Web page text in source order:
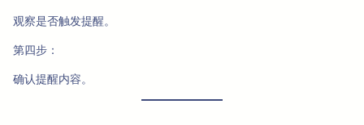
观察是否触发提醒。
第四步：
确认提醒内容。